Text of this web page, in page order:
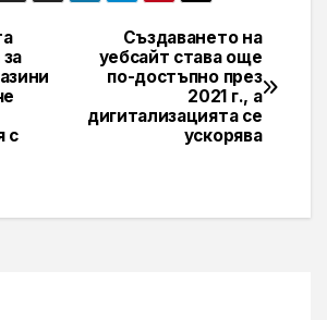
Създаването на
уебсайт става още
по-достъпно през
2021 г., а
дигитализацията се
ускорява
с